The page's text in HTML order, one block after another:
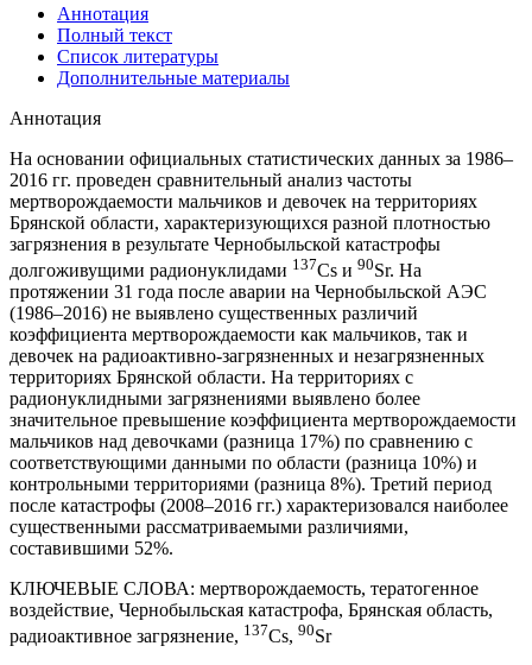
Аннотация
Полный текст
Список литературы
Дополнительные материалы
Аннотация
На основании официальных статистических данных за 1986–
2016 гг. проведен сравнительный анализ частоты
мертворождаемости мальчиков и девочек на территориях
Брянской области, характеризующихся разной плотностью
загрязнения в результате Чернобыльской катастрофы
долгоживущими радионуклидами 137Cs и 90Sr. На
протяжении 31 года после аварии на Чернобыльской АЭС
(1986–2016) не выявлено существенных различий
коэффициента мертворождаемости как мальчиков, так и
девочек на радиоактивно-загрязненных и незагрязненных
территориях Брянской области. На территориях с
радионуклидными загрязнениями выявлено более
значительное превышение коэффициента мертворождаемости
мальчиков над девочками (разница 17%) по сравнению с
соответствующими данными по области (разница 10%) и
контрольными территориями (разница 8%). Третий период
после катастрофы (2008–2016 гг.) характеризовался наиболее
существенными рассматриваемыми различиями,
составившими 52%.
КЛЮЧЕВЫЕ СЛОВА: мертворождаемость, тератогенное
воздействие, Чернобыльская катастрофа, Брянская область,
радиоактивное загрязнение, 137Cs, 90Sr